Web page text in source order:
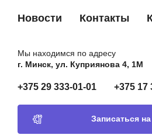
Новости Контакты
Мы находимся по адресу
г. Минск, ул. Куприянова 4, 1М
+375 29 333-01-01 +375 17
Записаться